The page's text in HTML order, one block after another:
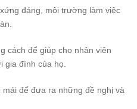
đáng, môi trường làm việc
cách để giúp cho nhân viên
gia đình của họ.
để đưa ra những đề nghị và